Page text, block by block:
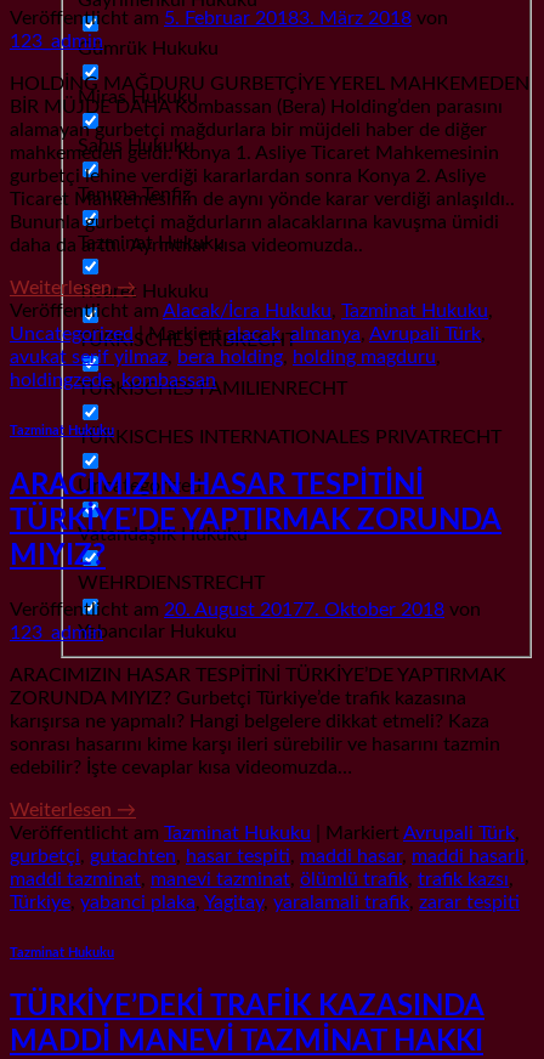
Gümrük Hukuku
Miras Hukuku
Şahıs Hukuku
Tanıma Tenfiz
Tazminat Hukuku
Ticaret Hukuku
TÜRKISCHES ERBRECHT
TÜRKISCHES FAMILIENRECHT
TÜRKISCHES INTERNATIONALES PRIVATRECHT
Uncategorized
Vatandaşlık Hukuku
WEHRDIENSTRECHT
Yabancılar Hukuku
Veröffentlicht am 5. Februar 20183. März 2018 von
123_admin
HOLDİNG MAĞDURU GURBETÇİYE YEREL MAHKEMEDEN
BİR MÜJDE DAHA Kombassan (Bera) Holding’den parasını
alamayan gurbetçi mağdurlara bir müjdeli haber de diğer
mahkemeden geldi. Konya 1. Asliye Ticaret Mahkemesinin
gurbetçi lehine verdiği kararlardan sonra Konya 2. Asliye
Ticaret Mahkemesinin de aynı yönde karar verdiği anlaşıldı..
Bununla gurbetçi mağdurların alacaklarına kavuşma ümidi
daha da arttı.. Ayrıntılar kısa videomuzda..
Weiterlesen→
Veröffentlicht am Alacak/İcra Hukuku, Tazminat Hukuku,
Uncategorized |Markiertalacak,almanya, Avrupali Türk,
avukat serif yilmaz, bera holding, holding magduru,
holdingzede, kombassan
Tazminat Hukuku
ARACIMIZIN HASAR TESPİTİNİ
TÜRKİYE’DE YAPTIRMAK ZORUNDA
MIYIZ?
Veröffentlicht am 20. August 20177. Oktober 2018 von
123_admin
ARACIMIZIN HASAR TESPİTİNİ TÜRKİYE’DE YAPTIRMAK
ZORUNDA MIYIZ? Gurbetçi Türkiye’de trafik kazasına
karışırsa ne yapmalı? Hangi belgelere dikkat etmeli? Kaza
sonrası hasarını kime karşı ileri sürebilir ve hasarını tazmin
edebilir? İşte cevaplar kısa videomuzda…
Weiterlesen →
Veröffentlicht am Tazminat Hukuku MarkiertAvrupali Türk,
gurbetçi, gutachten, hasar tespiti, maddi hasar, maddi hasarli,
maddi tazminat, manevi tazminat, ölümlü trafik, trafik kazsı,
Türkiye, yabanci plaka, Yagitay, yaralamali trafik, zarar tespiti
Tazminat Hukuku
TÜRKİYE’DEKİ TRAFİK KAZASINDA
MADDİ MANEVİ TAZMİNAT HAKKI